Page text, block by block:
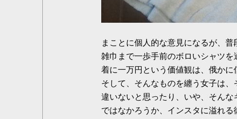
まことに個人的な意見になるが、
雑巾まで一歩手前のボロいシャツ
着に一万円という価値観は、俄かに
そして、そんなものを纏う女子は
違いないと思ったり、いや、そん
ではなかろうか、インスタに溢れ